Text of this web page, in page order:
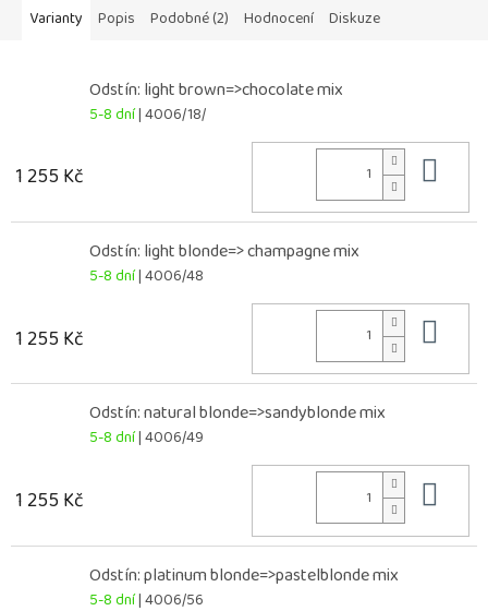
Varianty Popis Podobné (2) Hodnocení Diskuze
Odstín: light brown=>chocolate mix
5-8 dní| 4006/18/
1 255 Kč
Odstín: light blonde=> champagne mix
5-8 dní| 4006/48
1 255 Kč
Odstín: natural blonde=>sandyblonde mix
5-8 dní| 4006/49
1 255 Kč
Odstín: platinum blonde=>pastelblonde mix
5-8 dní| 4006/56